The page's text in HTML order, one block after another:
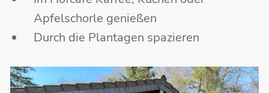
Apfelschorle genießen
Durch die Plantagen spazieren